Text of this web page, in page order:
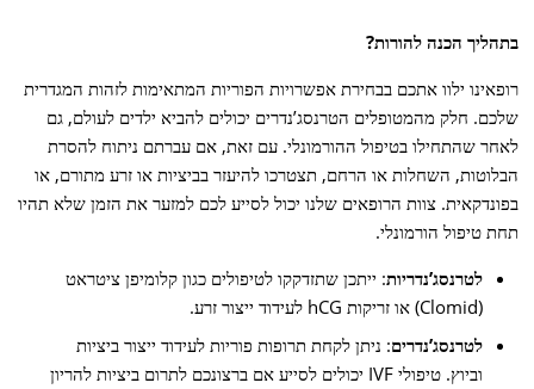
בתהליך הכנה להורות?
רופאינו ילוו אתכם בבחירת אפשרויות הפוריות המתאימות לזהות המגדרית
שלכם. חלק מהמטופלים הטרנסג’נדרים יכולים להביא ילדים לעולם, גם
לאחר שהתחילו בטיפול ההורמונלי. עם זאת, אם עברתם ניתוח להסרת
הבלוטות, השחלות או הרחם, תצטרכו להיעזר בביציות או זרע מתורם, או
בפונדקאית. צוות הרופאים שלנו יכול לסייע לכם למזער את הזמן שלא תהיו
תחת טיפול הורמונלי.
לטרנסג’נדריות: ייתכן שתזדקקו לטיפולים כגון קלומיפן ציטראט
(Clomid) או זריקות hCG לעידוד ייצור זרע.
לטרנסג’נדרים: ניתן לקחת תרופות פוריות לעידוד ייצור ביציות
וביוץ. טיפולי IVF יכולים לסייע אם ברצונכם לתרום ביציות להריון